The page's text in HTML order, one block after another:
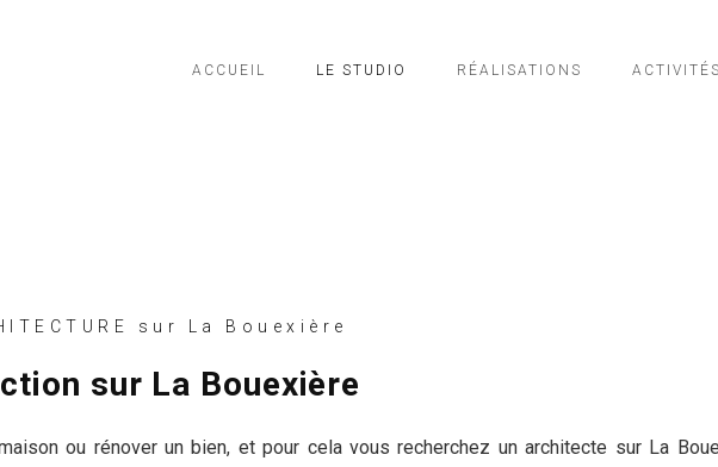
ACCUEIL LE STUDIO RÉALISATIONS ACTIVITÉS
sur La Bouexière
sur La Bouexière
ou rénover un bien, et pour cela vous recherchez un architecte sur La